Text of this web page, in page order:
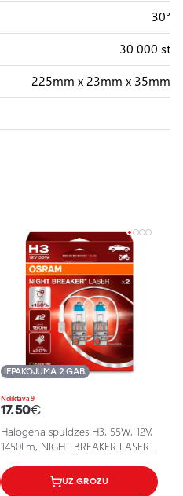
30°
30 000 st
225mm x 23mm x 35mm
Noliktavā 9
IEPAKOJUMĀ 2 GAB.
17.50€
Halogēna spuldzes H3, 55W, 12V,
1450Lm, NIGHT BREAKER LASER
UZ GROZU